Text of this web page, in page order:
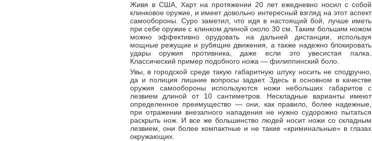
Живя в США, Харт на протяжении 20 лет ежедневно носил с собой
клинковое оружие, и имеет довольно интересный взгляд на этот аспект
самообороны. Суро заметил, что идя в настоящий бой, лучше иметь
при себе оружие с клинком длиной около 30 см. Таким большим ножом
можно эффективно орудовать на дальней дистанции, используя
мощные режущие и рубящие движения, а также надежно блокировать
удары оружия противника, даже если это увесистая палка.
Классический пример подобного ножа — филиппинский боло.
Увы, в городской среде такую габаритную штуку носить не сподручно,
да и полиция лишние вопросы задает. Здесь в основном в качестве
оружия самообороны используются ножи небольших габаритов с
лезвием длиной от 10 сантиметров. Нескладные варианты имеют
определенное преимущество — они, как правило, более надежные,
при отражении внезапного нападения не нужно судорожно пытаться
раскрыть нож. И все же большинство людей носит ножи со складным
лезвием, они более компактные и не такие «криминальные» в глазах
окружающих.